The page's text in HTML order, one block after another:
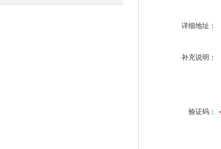
详细地址：
补充说明：
验证码：